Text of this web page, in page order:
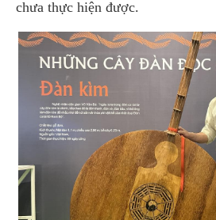
chưa thực hiện được.